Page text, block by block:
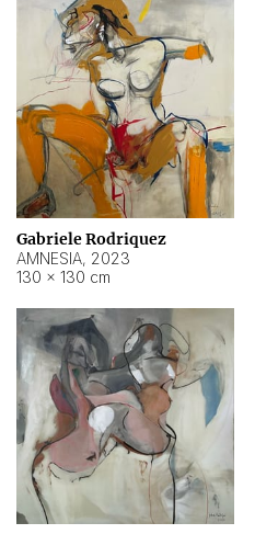
Gabriele Rodriquez
AMNESIA, 2023
130 × 130 cm